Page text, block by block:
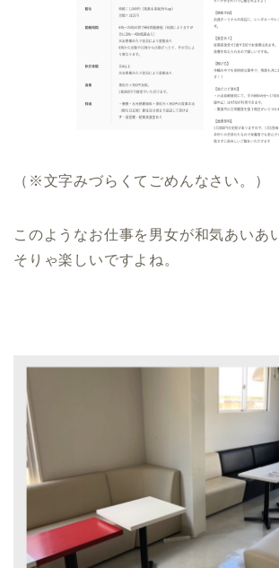
（※文字みづらくてごめんなさい。）
このようなお仕事を男女が和気あいあ
そりゃ楽しいですよね。